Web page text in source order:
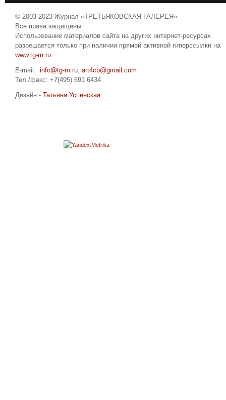
© 2003-2023 Журнал «ТРЕТЬЯКОВСКАЯ ГАЛЕРЕЯ»
Все права защищены
Использование материалов сайта на других интернет-ресурсах
разрешается только при наличии прямой активной гиперссылки на
www.tg-m.ru
E-mail: info@tg-m.ru, art4cb@gmail.com
Тел./факс: +7(495) 691 6434
Дизайн - Татьяна Успенская